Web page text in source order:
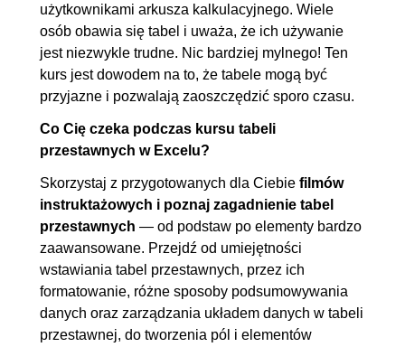
niestandardowe
4. Prezentacja danych liczbowych w
tabeli przestawnej
00:24:30
4.1. Sposoby podsumowania
danych w tabelach
przestawnych
4.2. Podsumowanie danych z
wielu pól
00:03:21
4.3. Pokaż wartości jako, część
1
4.4. Pokaż wartości jako, część
2
00:02:37
użytkownikami arkusza kalkulacyjnego. Wiele
osób obawia się tabel i uważa, że ich używanie
jest niezwykle trudne. Nic bardziej mylnego! Ten
kurs jest dowodem na to, że tabele mogą być
przyjazne i pozwalają zaoszczędzić sporo czasu.
Co Cię czeka podczas kursu tabeli
przestawnych w Excelu?
Skorzystaj z przygotowanych dla Ciebie filmów
instruktażowych i poznaj zagadnienie tabel
przestawnych — od podstaw po elementy bardzo
zaawansowane. Przejdź od umiejętności
wstawiania tabel przestawnych, przez ich
formatowanie, różne sposoby podsumowywania
danych oraz zarządzania układem danych w tabeli
przestawnej, do tworzenia pól i elementów